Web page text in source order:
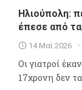
Ηλιούπολη:
έπεσε από
14 Μαϊ 2026
Οι γιατροί
17χρονη δεν